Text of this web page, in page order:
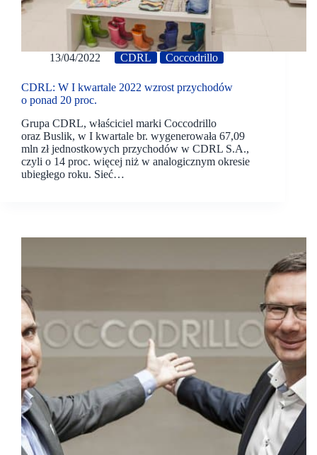
13/04/2022 CDRL Coccodrillo
CDRL: W I kwartale 2022 wzrost przychodów
o ponad 20 proc.
Grupa CDRL, właściciel marki Coccodrillo
oraz Buslik, w I kwartale br. wygenerowała 67,09
mln zł jednostkowych przychodów w CDRL S.A.,
czyli o 14 proc. więcej niż w analogicznym okresie
ubiegłego roku. Sieć…